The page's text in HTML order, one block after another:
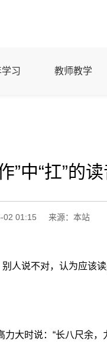
习 教师教学
”中“扛”的
02 01:15 来源：本站
人说不对，认为应该
时说：“长八尺余，